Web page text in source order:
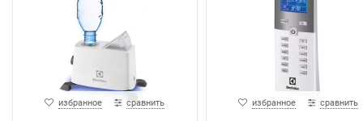
избранное сравнить избранное сравнить